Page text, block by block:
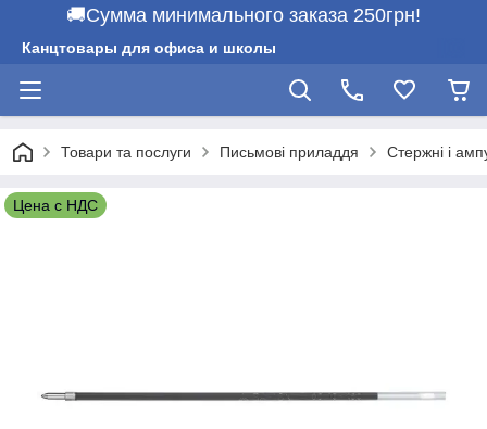
🚚Сумма минимального заказа 250грн!
Канцтовары для офиса и школы
Товари та послуги Письмові приладдя Стержні і
Цена с НДС